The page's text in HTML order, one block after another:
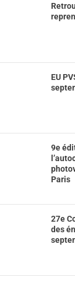
EU
9e
Paris
27e
des